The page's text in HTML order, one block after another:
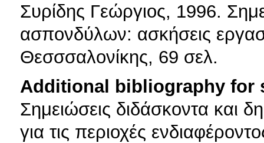
Συρίδης Γεώργιος, 1996.
ασπονδύλων: ασκήσεις
Θεσσσαλονίκης, 69 σελ.
Additional bibliography for
Σημειώσεις διδάσκοντα και
για τις περιοχές